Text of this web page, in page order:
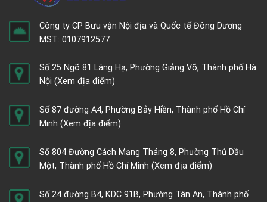
Công ty CP Bưu vận Nội địa và Quốc tế Đông Dương
MST: 0107912577
Số 25 Ngõ 81 Láng Hạ, Phường Giảng Võ, Thành phố Hà
Nội (Xem địa điểm)
Số 87 đường A4, Phường Bảy Hiền, Thành phố Hồ Chí
Minh (Xem địa điểm)
Số 804 Đường Cách Mạng Tháng 8, Phường Thủ Dầu
Một, Thành phố Hồ Chí Minh (Xem địa điểm)
Số 24 đường B4, KDC 91B, Phường Tân An, Thành phố